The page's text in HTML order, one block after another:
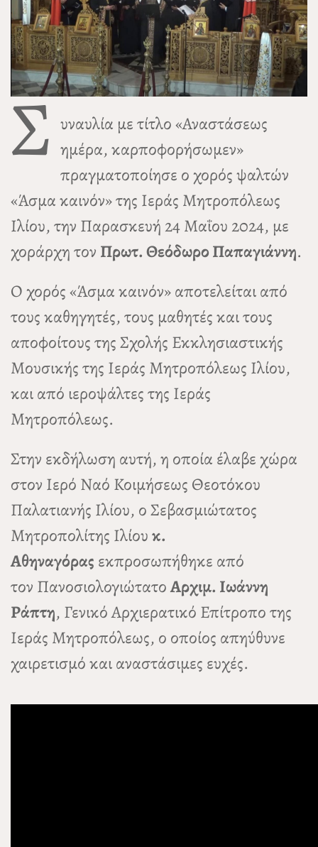
Σ υναυλία με τίτλο «Αναστάσεως
ημέρα, καρποφορήσωμεν»
πραγματοποίησε ο χορός ψαλτών
«Άσμα καινόν» της Ιεράς Μητροπόλεως
Ιλίου, την Παρασκευή 24 Μαΐου 2024, με
χοράρχη τον Πρωτ. Θεόδωρο Παπαγιάννη.
Ο χορός «Άσμα καινόν» αποτελείται από
τους καθηγητές, τους μαθητές και τους
αποφοίτους της Σχολής Εκκλησιαστικής
Μουσικής της Ιεράς Μητροπόλεως Ιλίου,
και από ιεροψάλτες της Ιεράς
Μητροπόλεως.
Στην εκδήλωση αυτή, η οποία έλαβε χώρα
στον Ιερό Ναό Κοιμήσεως Θεοτόκου
Παλατιανής Ιλίου, ο Σεβασμιώτατος
Μητροπολίτης Ιλίουκ.
Αθηναγόρας εκπροσωπήθηκε από
τον ΠανοσιολογιώτατοΑρχιμ. Ιωάννη
Ράπτη, Γενικό Αρχιερατικό Επίτροπο της
Ιεράς Μητροπόλεως, ο οποίος απηύθυνε
χαιρετισμό και αναστάσιμες ευχές.